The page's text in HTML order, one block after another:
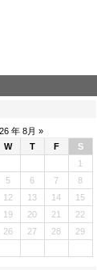
年 8月 »
W T F
S
1
5 6 7
8
12 13 14
15
19 20 21
22
26 27 28
29